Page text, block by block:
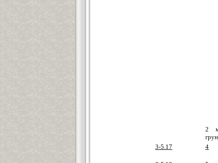
2
3-5.17
4